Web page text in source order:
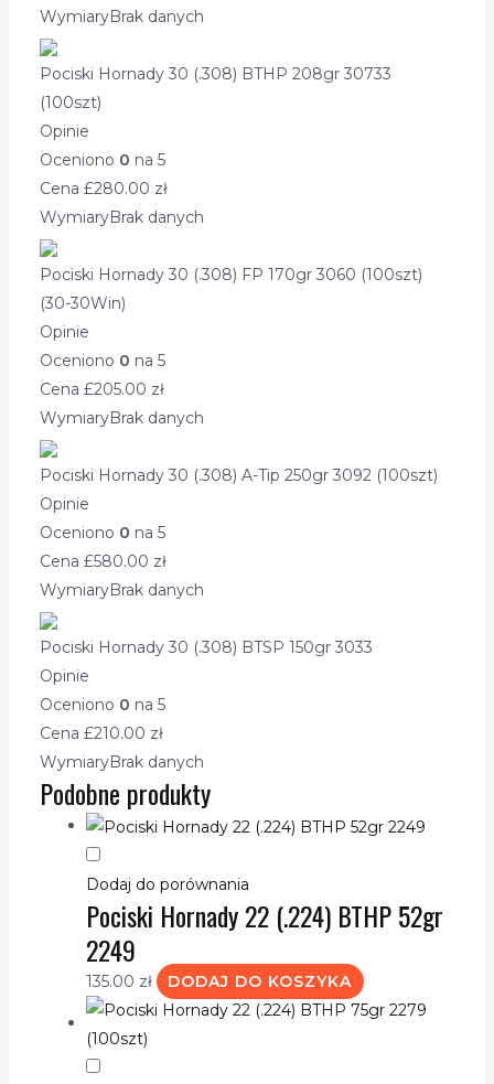
WymiaryBrak danych
Pociski Hornady 30 (.308) BTHP 208gr 30733
(100szt)
Opinie
Oceniono 0 na 5
Cena £280.00 zł
WymiaryBrak danych
Pociski Hornady 30 (.308) FP 170gr 3060 (100szt)
(30-30Win)
Opinie
Oceniono 0 na 5
Cena £205.00 zł
WymiaryBrak danych
Pociski Hornady 30 (.308) A-Tip 250gr 3092 (100szt)
Opinie
Oceniono 0 na 5
Cena £580.00 zł
WymiaryBrak danych
Pociski Hornady 30 (.308) BTSP 150gr 3033
Opinie
Oceniono 0 na 5
Cena £210.00 zł
WymiaryBrak danych
Podobne produkty
Dodaj do porównania
Pociski Hornady 22 (.224) BTHP 52gr
2249
135.00 zł DODAJ DO KOSZYKA